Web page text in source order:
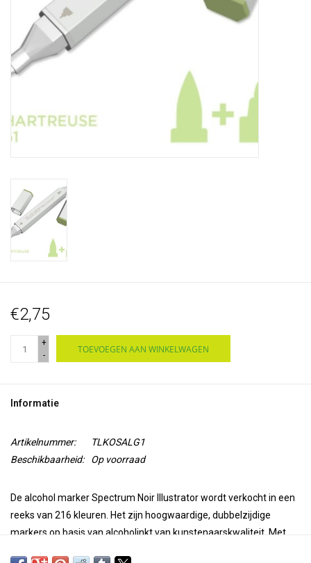
€2,75
+
-
TOEVOEGEN AAN WINKELWAGEN
Informatie
Artikelnummer:
TLKOSALG1
Beschikbaarheid:
Op voorraad
De alcohol marker Spectrum Noir Illustrator wordt verkocht in een
reeks van 216 kleuren. Het zijn hoogwaardige, dubbelzijdige
markers op basis van alcoholinkt van kunstenaarskwaliteit. Met